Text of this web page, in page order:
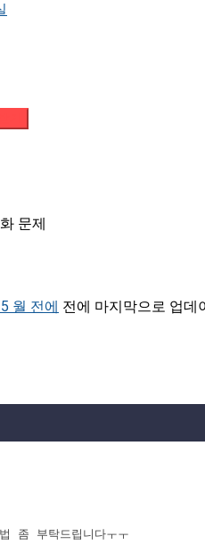
문제
월 전에 전에 마지막으로 업데